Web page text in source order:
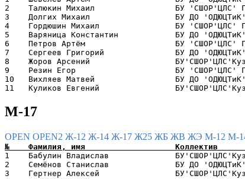
2    Талюкин Михаил                 БУ
3    Долгих Михаил                  БУ ДО
4    Гордюшин Михаил                БУ
5    Варяница Константин            БУ ДО
6    Петров Артём                   БУ 'СШОР'ЦЛС'
7    Сергеев Григорий               БУ ДО
8    Жоров Арсений
9    Резин Егор                     БУ 'СШОР'ЦЛС'
10   Вихляев Матвей                 БУ ДО
М-17
OPEN OPEN2 Ж-12 Ж-14 Ж-17 Ж25 ЖБ ЖВ ЖЭ М-12 М-
1    Бабулин Владислав
2    Семёнов Станислав              БУ ДО
3    Гертнер Алексей